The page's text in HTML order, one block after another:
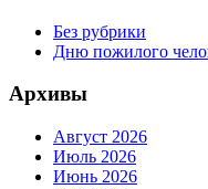
Без рубрики
Дню пожилого
Архивы
Август 2026
Июль 2026
Июнь 2026